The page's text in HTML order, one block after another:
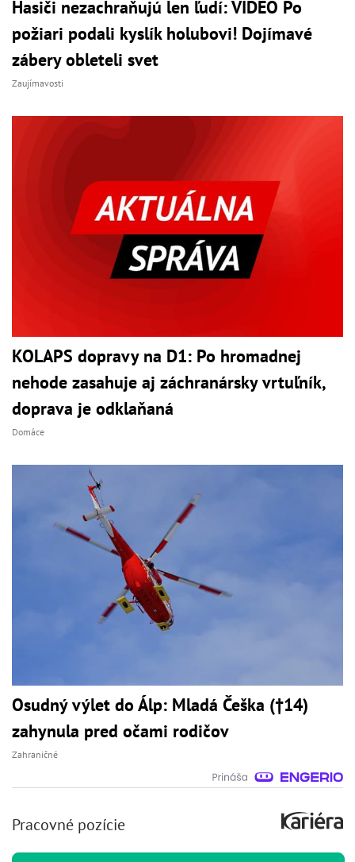
Hasiči nezachraňujú len ľudí: VIDEO Po
požiari podali kyslík holubovi! Dojímavé
zábery obleteli svet
Zaujímavosti
KOLAPS dopravy na D1: Po hromadnej
nehode zasahuje aj záchranársky vrtuľník,
doprava je odklaňaná
Domáce
Osudný výlet do Álp: Mladá Češka (†14)
zahynula pred očami rodičov
Zahraničné
Pracovné pozície